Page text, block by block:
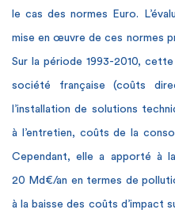
le cas des normes Euro.
mise en œuvre de ces normes
Sur la période 1993-2010,
société française (coûts
l’installation de solutions
à l’entretien, coûts de la
Cependant, elle a apporté à
20 Md€/an en termes de
à la baisse des coûts d’impact